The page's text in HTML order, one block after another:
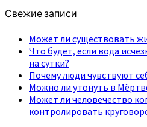
Свежие записи
Может ли существовать
Что будет, если вода
на сутки?
Почему люди чувствуют
Можно ли утонуть в
Может ли человечество
контролировать